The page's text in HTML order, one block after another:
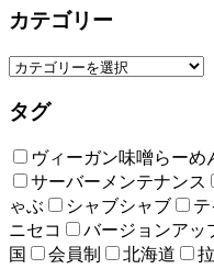
カテゴリー
タグ
ヴィーガン味噌らーめ
サーバーメンテナンス
ゃぶ
シャブシャブ テ
ニセコ
バージョンアッ
国
会員制 北海道